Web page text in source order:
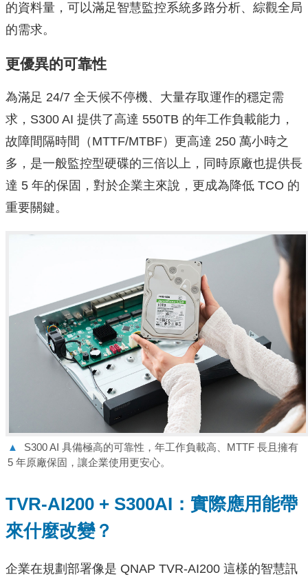
的資料量，可以滿足智慧監控系統多路分析、綜觀全局
的需求。
更優異的可靠性
為滿足 24/7 全天候不停機、大量存取運作的穩定需
求，S300 AI 提供了高達 550TB 的年工作負載能力，
故障間隔時間（MTTF/MTBF）更高達 250 萬小時之
多，是一般監控型硬碟的三倍以上，同時原廠也提供長
達 5 年的保固，對於企業主來說，更成為降低 TCO 的
重要關鍵。
▲
S300 AI 具備極高的可靠性，年工作負載高、MTTF 長且擁有
5 年原廠保固，讓企業使用更安心。
TVR-AI200 + S300AI：實際應⽤能帶
來什麼改變？
企業在規劃部署像是 QNAP TVR-AI200 這樣的智慧訊